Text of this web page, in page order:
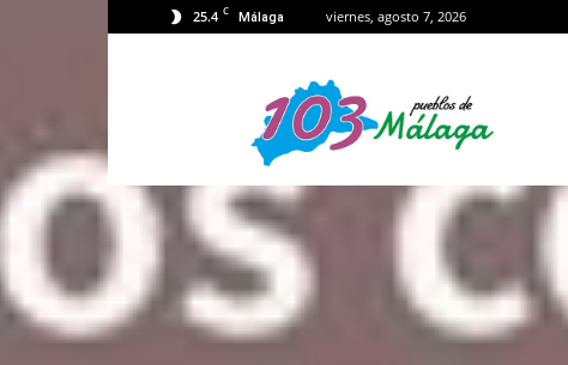
25.4 C Málaga viernes, agosto 7, 2026
Málaga